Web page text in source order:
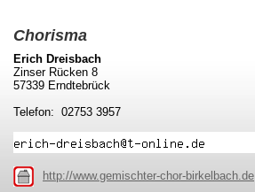
Chorisma
Erich Dreisbach
Zinser Rücken 8
57339 Erndtebrück
Telefon: 02753 3957
http://www.gemischter-chor-birkelbach.de